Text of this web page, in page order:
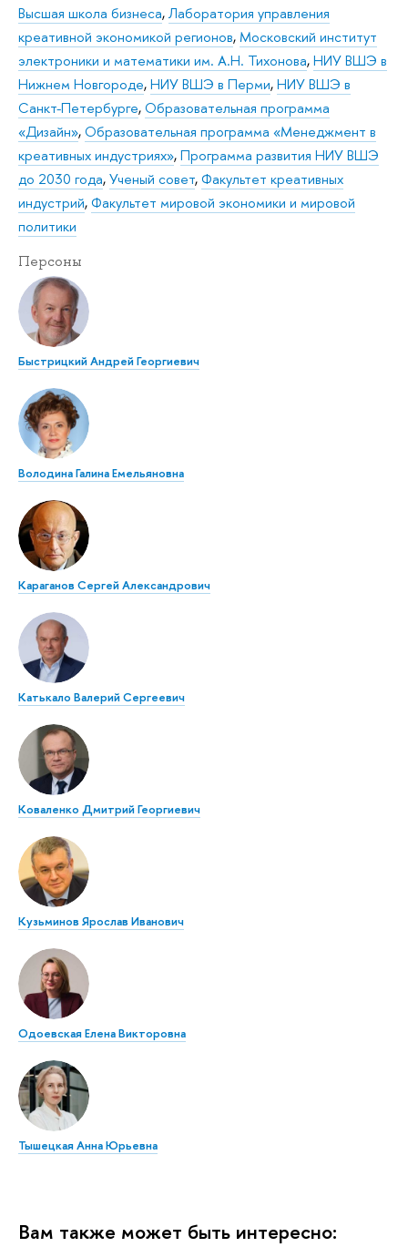
Высшая школа бизнеса,Лаборатория управления
креативной экономикой регионов,Московский институт
электроники и математики им. А.Н. Тихонова,НИУ ВШЭ в
Нижнем Новгороде,НИУ ВШЭ в Перми,НИУ ВШЭ в
Санкт-Петербурге,Образовательная программа
«Дизайн»,Образовательная программа «Менеджмент в
креативных индустриях»,Программа развития НИУ ВШЭ
до 2030 года,Ученый совет,Факультет креативных
индустрий,Факультет мировой экономики и мировой
политики
Персоны
Быстрицкий Андрей Георгиевич
Володина Галина Емельяновна
Караганов Сергей Александрович
Катькало Валерий Сергеевич
Коваленко Дмитрий Георгиевич
Кузьминов Ярослав Иванович
Одоевская Елена Викторовна
Тышецкая Анна Юрьевна
Вам также может быть интересно: